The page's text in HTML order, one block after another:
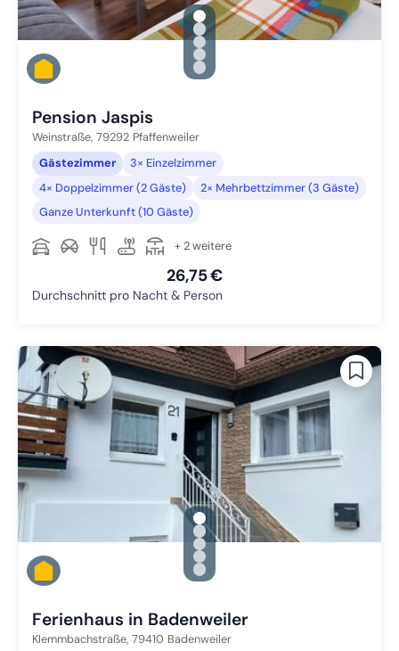
gallery.slide_selector
Zu Slide 1 wechseln
Zu Slide 2 wechseln
Zu Slide 3 wechseln
Zu Slide 4 wechseln
Zu Slide 5 wechseln
Pension Jaspis
Weinstraße, 79292 Pfaffenweiler
Gästezimmer
3× Einzelzimmer
4× Doppelzimmer (2 Gäste)
2× Mehrbettzimmer (3 Gäste)
Ganze Unterkunft (10 Gäste)
+ 2 weitere
26,75 €
Durchschnitt pro Nacht & Person
gallery.slide_selector
Zu Slide 1 wechseln
Zu Slide 2 wechseln
Zu Slide 3 wechseln
Zu Slide 4 wechseln
Zu Slide 5 wechseln
Ferienhaus in Badenweiler
Klemmbachstraße, 79410 Badenweiler